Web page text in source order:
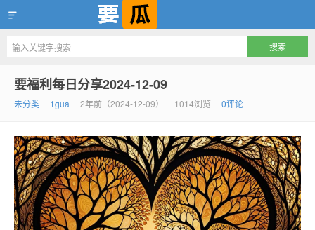
要瓜，互联网一等吃瓜资源聚集地
要福利每日分享2024-12-09
未分类 1gua 2年前（2024-12-09） 1014浏览 0评论